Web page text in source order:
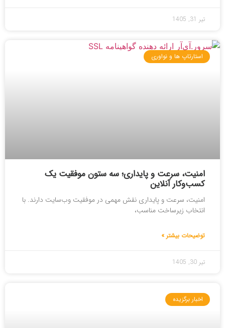
تیر 31, 1405
استارتاپ ها و نواوری
امنیت، سرعت و پایداری؛ سه ستون موفقیت یک
کسب‌وکار آنلاین
امنیت، سرعت و پایداری نقش مهمی در موفقیت وب‌سایت دارند. با
انتخاب زیرساخت مناسب،
توضیحات بیشتر »
تیر 30, 1405
اخبار برگزیده